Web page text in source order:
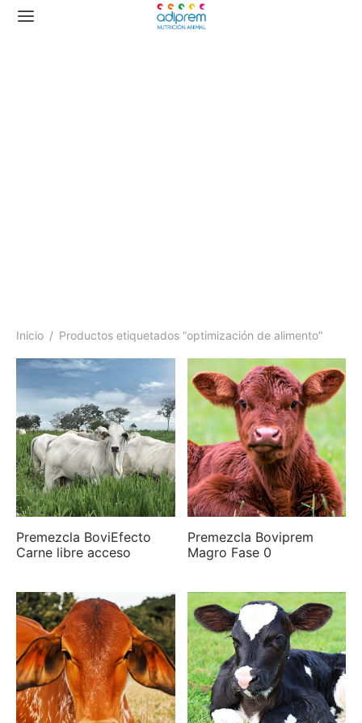
Inicio / Productos etiquetados “optimización de alimento”
Premezcla BoviEfecto
Carne libre acceso
Premezcla Boviprem
Magro Fase 0